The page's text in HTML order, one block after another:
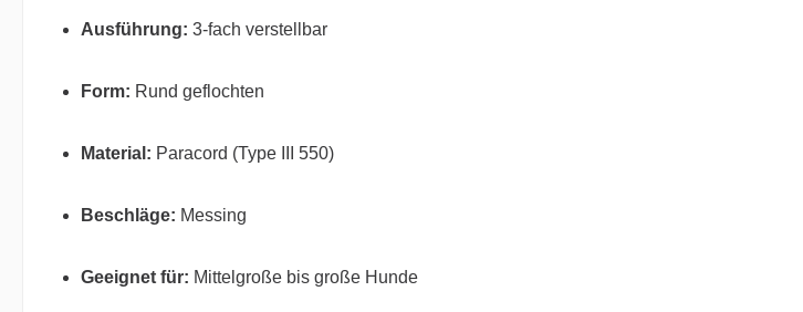
Ausführung: 3-fach verstellbar
Form: Rund geflochten
Material: Paracord (Type III 550)
Beschläge: Messing
Geeignet für: Mittelgroße bis große Hunde